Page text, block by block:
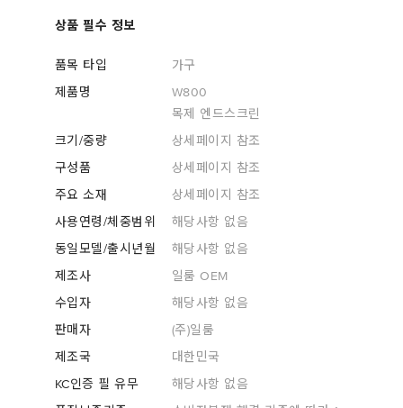
상품 필수 정보
품목 타입
가구
제품명
W800
목제 엔드스크린
크기/중량
상세페이지 참조
구성품
상세페이지 참조
주요 소재
상세페이지 참조
사용연령/체중범위
해당사항 없음
동일모델/출시년월
해당사항 없음
제조사
일룸 OEM
수입자
해당사항 없음
판매자
(주)일룸
제조국
대한민국
KC인증 필 유무
해당사항 없음